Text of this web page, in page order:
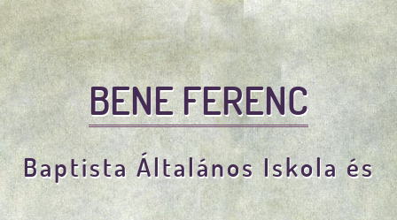
BENE FERENC
Baptista Általános Iskola és